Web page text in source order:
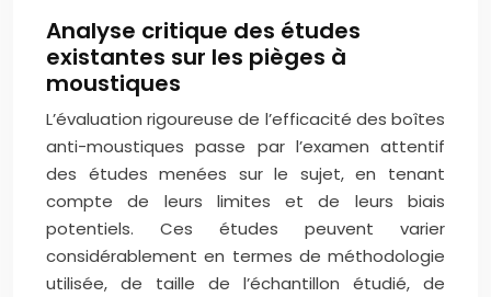
Analyse critique des études
existantes sur les pièges à
moustiques
L’évaluation rigoureuse de l’efficacité des boîtes
anti-moustiques passe par l’examen attentif
des études menées sur le sujet, en tenant
compte de leurs limites et de leurs biais
potentiels. Ces études peuvent varier
considérablement en termes de méthodologie
utilisée, de taille de l’échantillon étudié, de